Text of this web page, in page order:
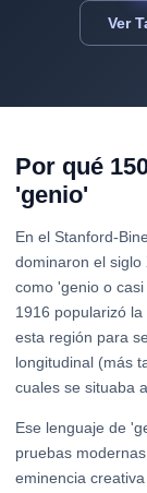
Ver
Por qué
'genio'
En el Stanford-
dominaron el siglo
como 'genio o
1916 popularizó
esta región para
longitudinal (más
cuales se situaba
Ese lenguaje de
pruebas
eminencia